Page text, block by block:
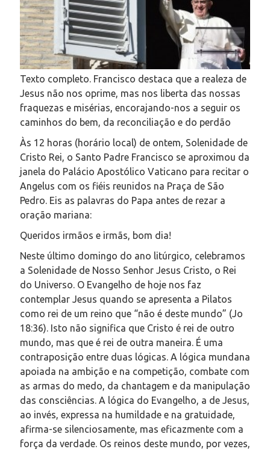
Texto completo. Francisco destaca que a realeza de
Jesus não nos oprime, mas nos liberta das nossas
fraquezas e misérias, encorajando-nos a seguir os
caminhos do bem, da reconciliação e do perdão
Às 12 horas (horário local) de ontem, Solenidade de
Cristo Rei, o Santo Padre Francisco se aproximou da
janela do Palácio Apostólico Vaticano para recitar o
Angelus com os fiéis reunidos na Praça de São
Pedro. Eis as palavras do Papa antes de rezar a
oração mariana:
Queridos irmãos e irmãs, bom dia!
Neste último domingo do ano litúrgico, celebramos
a Solenidade de Nosso Senhor Jesus Cristo, o Rei
do Universo. O Evangelho de hoje nos faz
contemplar Jesus quando se apresenta a Pilatos
como rei de um reino que “não é deste mundo” (Jo
18:36). Isto não significa que Cristo é rei de outro
mundo, mas que é rei de outra maneira. É uma
contraposição entre duas lógicas. A lógica mundana
apoiada na ambição e na competição, combate com
as armas do medo, da chantagem e da manipulação
das consciências. A lógica do Evangelho, a de Jesus,
ao invés, expressa na humildade e na gratuidade,
afirma-se silenciosamente, mas eficazmente com a
força da verdade. Os reinos deste mundo, por vezes,